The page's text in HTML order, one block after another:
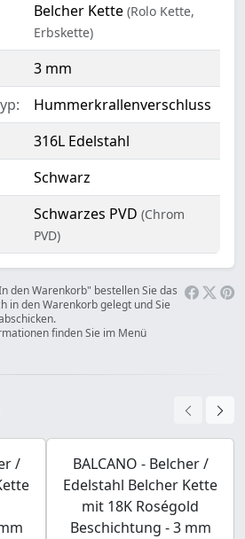
Belcher Kette (Rolo Kette,
Erbskette)
3 mm
Hummerkrallenverschluss
316L Edelstahl
Schwarz
Schwarzes PVD (Chrom
PVD)
den Warenkorb" bestellen Sie das
in den Warenkorb gelegt und Sie
finden Sie im Menü
/
BALCANO - Belcher /
Edelstahl Belcher Kette
mit 18K Roségold
Beschichtung - 3 mm